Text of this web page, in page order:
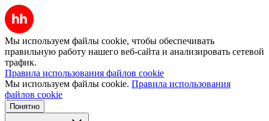
Мы используем файлы cookie, чтобы обеспечивать
правильную работу нашего веб-сайта и анализировать сетевой
трафик.
Правила использования файлов cookie
Мы используем файлы cookie. Правила использования
файлов cookie
Понятно